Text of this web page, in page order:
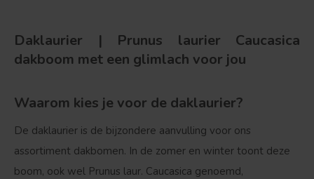
Daklaurier | Prunus laurier Caucasica
dakboom met een glimlach voor jou
Waarom kies je voor de daklaurier?
De daklaurier is de bijzondere aanvulling voor ons
assortiment dakbomen. In de zomer en winter toont deze
boom, ook wel Prunus laur. Caucasica genoemd,